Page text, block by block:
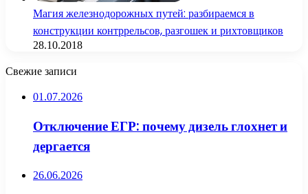
Магия железнодорожных путей: разбираемся в
конструкции контррельсов, разгошек и рихтовщиков
28.10.2018
Свежие записи
01.07.2026
Отключение ЕГР: почему дизель глохнет и
дергается
26.06.2026